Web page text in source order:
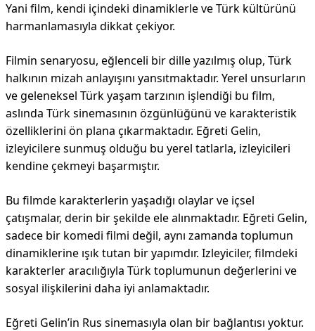
Yani film, kendi içindeki dinamiklerle ve Türk kültürünü
harmanlamasıyla dikkat çekiyor.
Filmin senaryosu, eğlenceli bir dille yazılmış olup, Türk
halkının mizah anlayışını yansıtmaktadır. Yerel unsurların
ve geleneksel Türk yaşam tarzının işlendiği bu film,
aslında Türk sinemasının özgünlüğünü ve karakteristik
özelliklerini ön plana çıkarmaktadır. Eğreti Gelin,
izleyicilere sunmuş olduğu bu yerel tatlarla, izleyicileri
kendine çekmeyi başarmıştır.
Bu filmde karakterlerin yaşadığı olaylar ve içsel
çatışmalar, derin bir şekilde ele alınmaktadır. Eğreti Gelin,
sadece bir komedi filmi değil, aynı zamanda toplumun
dinamiklerine ışık tutan bir yapımdır. Izleyiciler, filmdeki
karakterler aracılığıyla Türk toplumunun değerlerini ve
sosyal ilişkilerini daha iyi anlamaktadır.
Eğreti Gelin’in Rus sinemasıyla olan bir bağlantısı yoktur.